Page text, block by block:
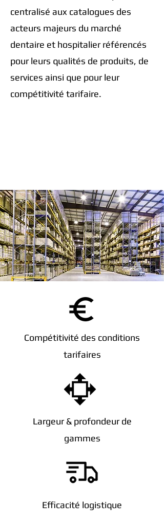
centralisé aux catalogues des
acteurs majeurs du marché
dentaire et hospitalier référencés
pour leurs qualités de produits, de
services ainsi que pour leur
compétitivité tarifaire.
Compétitivité des conditions
tarifaires
Largeur & profondeur de
gammes
Efficacité logistique